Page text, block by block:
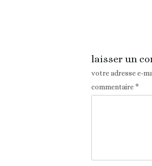
laisser un
votre adresse e-
commentaire*